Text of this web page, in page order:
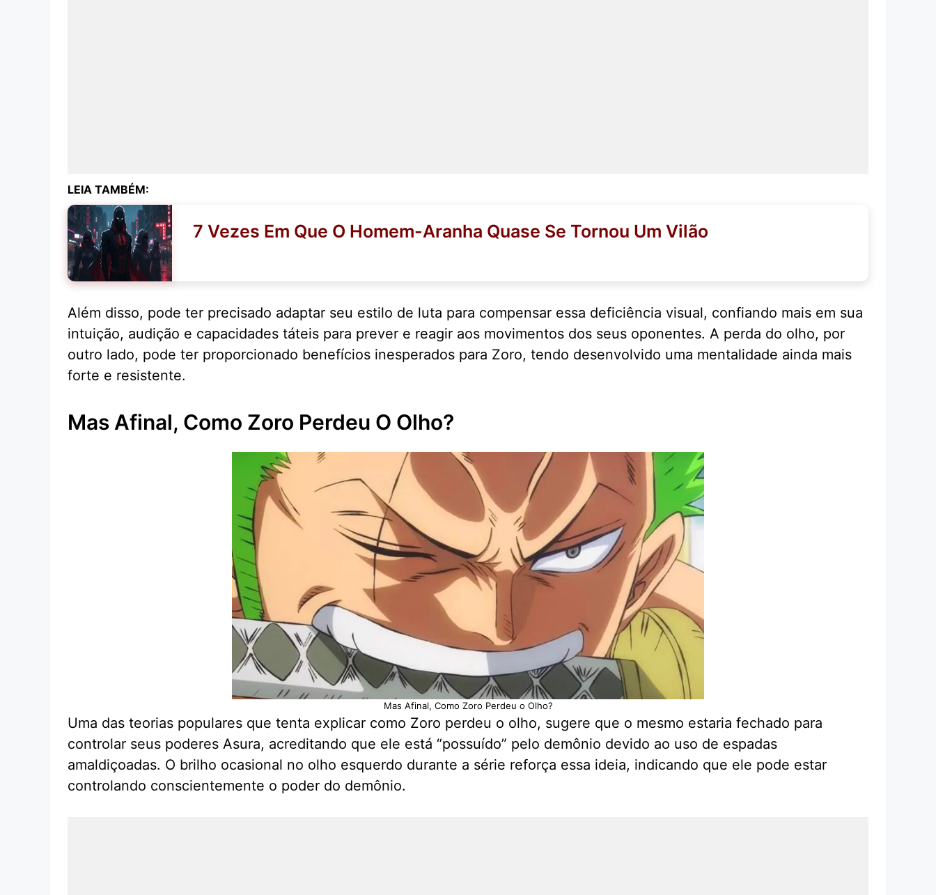
LEIA TAMBÉM:
7 Vezes Em Que O Homem-Aranha Quase Se Tornou Um Vilão
Além disso, pode ter precisado adaptar seu estilo de luta para compensar essa deficiência visual, confiando mais em sua
intuição, audição e capacidades táteis para prever e reagir aos movimentos dos seus oponentes. A perda do olho, por
outro lado, pode ter proporcionado benefícios inesperados para Zoro, tendo desenvolvido uma mentalidade ainda mais
forte e resistente.
Mas Afinal, Como Zoro Perdeu O Olho?
Mas Afinal, Como Zoro Perdeu o Olho?
Uma das teorias populares que tenta explicar como Zoro perdeu o olho, sugere que o mesmo estaria fechado para
controlar seus poderes Asura, acreditando que ele está “possuído” pelo demônio devido ao uso de espadas
amaldiçoadas. O brilho ocasional no olho esquerdo durante a série reforça essa ideia, indicando que ele pode estar
controlando conscientemente o poder do demônio.